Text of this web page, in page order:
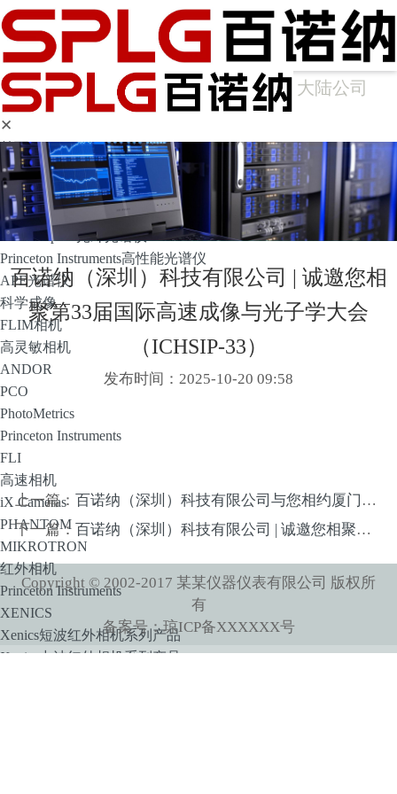
大陆公司
✕
首页
产品中心
光谱仪
Arcoptix傅里叶变换红外光谱仪
Ocean Optics光纤光谱仪
Princeton Instruments高性能光谱仪
APE光谱仪
科学成像
FLIM相机
高灵敏相机
ANDOR
PCO
PhotoMetrics
Princeton Instruments
FLI
高速相机
iX Cameras
PHANTOM
MIKROTRON
红外相机
Princeton Instruments
XENICS
Xenics短波红外相机系列产品
Xenics中波红外相机系列产品
百诺纳（深圳）科技有限公司 | 诚邀您相
聚第33届国际高速成像与光子学大会
（ICHSIP-33）
发布时间：2025-10-20 09:58
上一篇： 百诺纳（深圳）科技有限公司与您相约厦门！第三届UltrafastX国际大会（UltrafastX 2025）
下一篇： 百诺纳（深圳）科技有限公司 | 诚邀您相聚第八届光学青年科学家学术年会
Copyright © 2002-2017 某某仪器仪表有限公司 版权所
有
备案号：琼ICP备XXXXXX号